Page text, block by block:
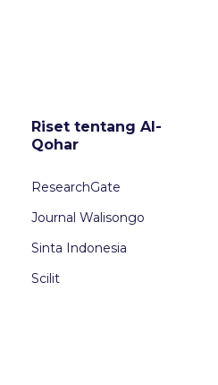
Riset tentang Al-
Qohar
ResearchGate
Journal Walisongo
Sinta Indonesia
Scilit